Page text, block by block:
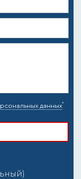
данных*